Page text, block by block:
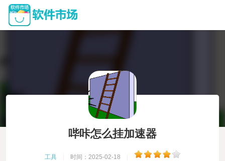
哔咔怎么挂加速器
工具 时间：2025-02-18